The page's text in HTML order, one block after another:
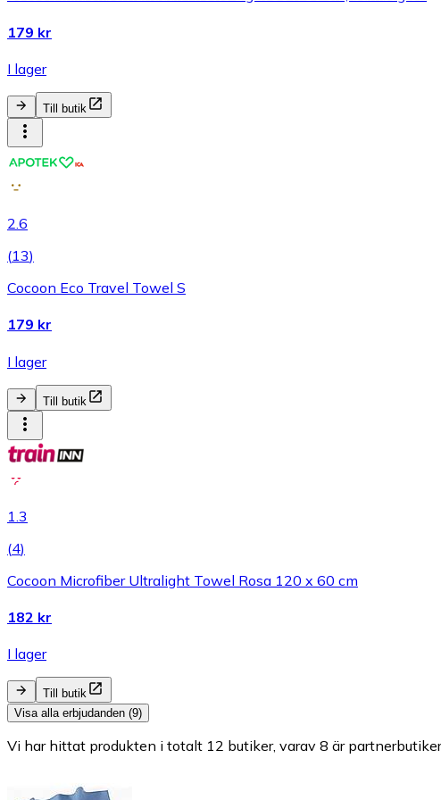
179 kr
I lager
Till butik
2.6
(13)
Cocoon Eco Travel Towel S
179 kr
I lager
Till butik
1.3
(4)
Cocoon Microfiber Ultralight Towel Rosa 120 x 60 cm
182 kr
I lager
Till butik
Visa alla erbjudanden (9)
Vi har hittat produkten i totalt 12 butiker, varav 8 är